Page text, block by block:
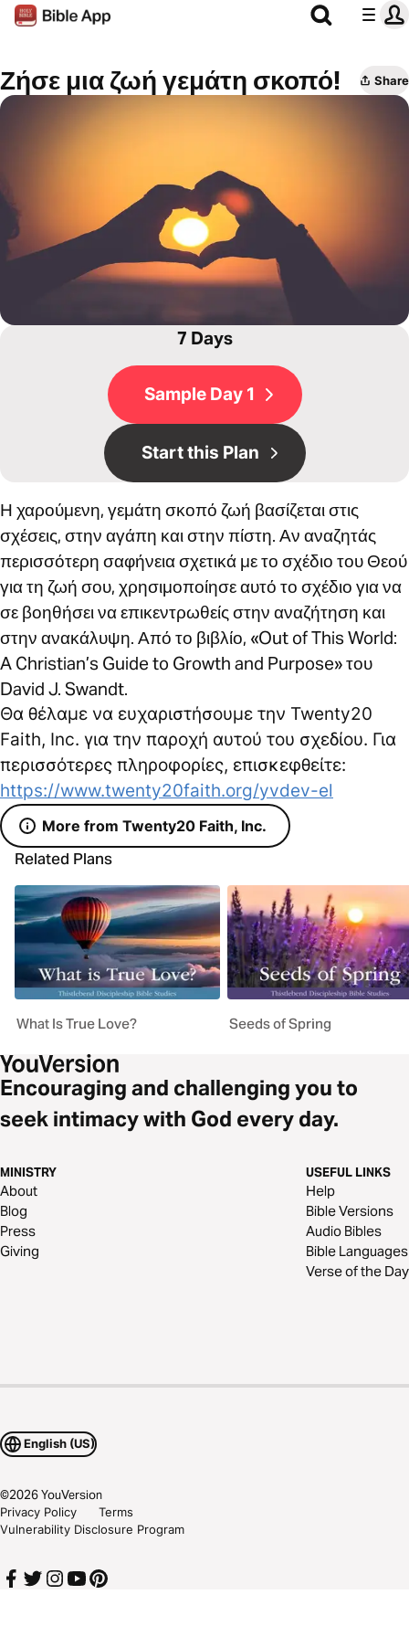
Ζήσε μια ζωή γεμάτη σκοπό! Share
7 Days
Sample Day 1
Start this Plan
Η χαρούμενη, γεμάτη σκοπό ζωή βασίζεται στις
σχέσεις, στην αγάπη και στην πίστη. Αν αναζητάς
περισσότερη σαφήνεια σχετικά με το σχέδιο του Θεού
για τη ζωή σου, χρησιμοποίησε αυτό το σχέδιο για να
σε βοηθήσει να επικεντρωθείς στην αναζήτηση και
στην ανακάλυψη. Από το βιβλίο, «Out of This World:
A Christian’s Guide to Growth and Purpose» του
David J. Swandt.
Θα θέλαμε να ευχαριστήσουμε την Twenty20
Faith, Inc. για την παροχή αυτού του σχεδίου. Για
περισσότερες πληροφορίες, επισκεφθείτε:
https://www.twenty20faith.org/yvdev-el
More from Twenty20 Faith, Inc.
Related Plans
What Is True Love? Seeds of Spring
Encouraging and challenging you to
seek intimacy with God every day.
MINISTRY
About
Blog
Press
Giving
USEFUL LINKS
Help
Bible Versions
Audio Bibles
Bible Languages
Verse of the Day
English (US)
©2026YouVersion
Privacy Policy
Terms
Vulnerability Disclosure Program